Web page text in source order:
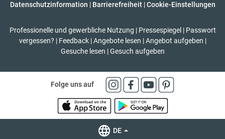
Datenschutzinformation | Barrierefreiheit | Cookie-Einstellungen
Professionelle und gewerbliche Nutzung | Pressespiegel | Passwort
vergessen? | Feedback | Angebote lesen | Angebot aufgeben |
Gesuche lesen | Gesuch aufgeben
Folge uns auf
DE